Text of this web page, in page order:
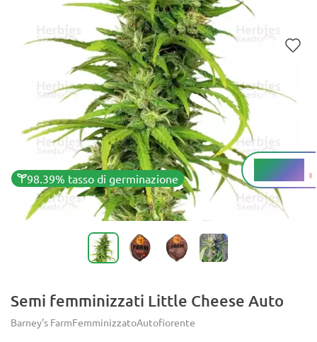
98.39% tasso di germinazione
12 - 15%
THC
Semi femminizzati Little Cheese Auto
Barney's FarmFemminizzatoAutofiorente